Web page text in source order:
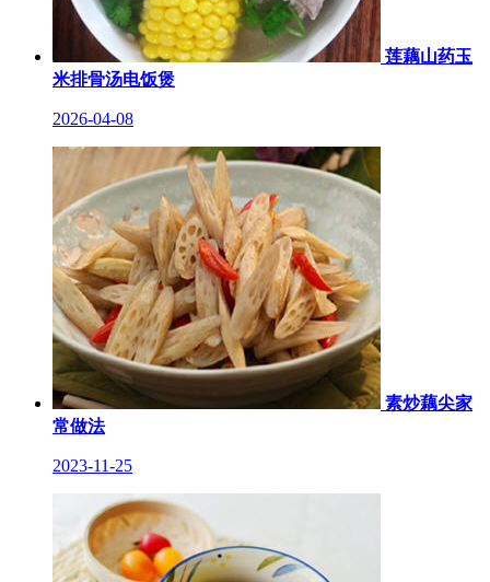
莲藕山药玉
米排骨汤电饭煲
2026-04-08
素炒藕尖家
常做法
2023-11-25